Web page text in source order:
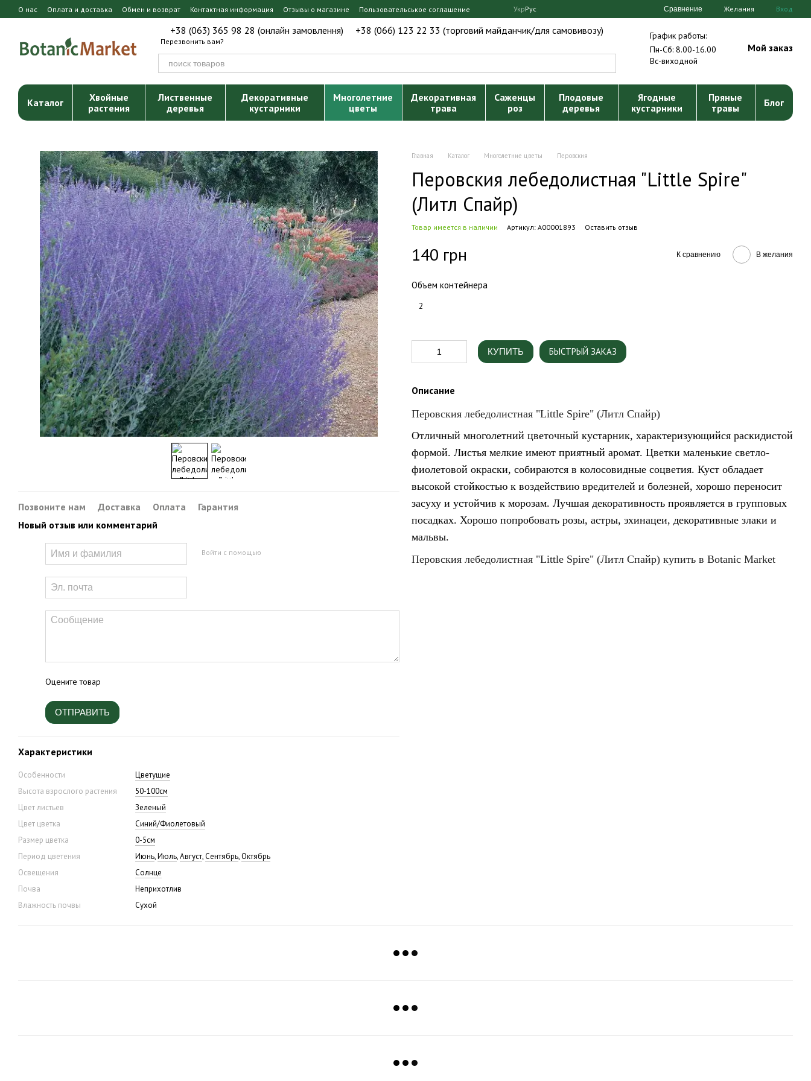
Перейти к основному контенту
О нас Оплата и доставка Обмен и возврат Контактная информация Отзывы о магазине Пользовательськое соглашение УкрРус Сравнение Желания Вход
+38 (063) 365 98 28 (онлайн замовлення) +38 (066) 123 22 33 (торговий майданчик/для самовивозу)
Перезвонить вам?
График работы:
Пн-Сб: 8.00-16.00
Вс-виходной
Мой заказ
Каталог
Хвойные
растения
Лиственные
деревья
Декоративные
кустарники
Многолетние
цветы
Декоративная
трава
Саженцы
роз
Плодовые
деревья
Ягодные
кустарники
Пряные
травы
Блог
Позвоните нам Доставка Оплата
Гарантия
Новый отзыв или комментарий
Войти с помощью
Оцените товар
ОТПРАВИТЬ
Характеристики
Особенности
Цветущие
Высота взрослого растения
50-100см
Цвет листьев
Зеленый
Цвет цветка
Синий/Фиолетовый
Размер цветка
0-5см
Период цветения
Июнь,Июль,Август,Сентябрь,Октябрь
Освещения
Солнце
Почва
Неприхотлив
Влажность почвы
Сухой
Главная Каталог Многолетние цветы Перовския
Перовския лебедолистная "Little Spire"
(Литл Спайр)
Товар имеется в наличии Артикул: А00001893 Оставить отзыв
140 грн К сравнению В желания
Объем контейнера
2
КУПИТЬ БЫСТРЫЙ ЗАКАЗ
Описание
Перовския лебедолистная "Little Spire" (Литл Спайр)
Отличный многолетний цветочный кустарник, характеризующийся раскидистой
формой. Листья мелкие имеют приятный аромат. Цветки маленькие светло-
фиолетовой окраски, собираются в колосовидные соцветия. Куст обладает
высокой стойкостью к воздействию вредителей и болезней, хорошо переносит
засуху и устойчив к морозам. Лучшая декоративность проявляется в групповых
посадках. Хорошо попробовать розы, астры, эхинацеи, декоративные злаки и
мальвы.
Перовския лебедолистная "Little Spire" (Литл Спайр) купить в Botanic Market